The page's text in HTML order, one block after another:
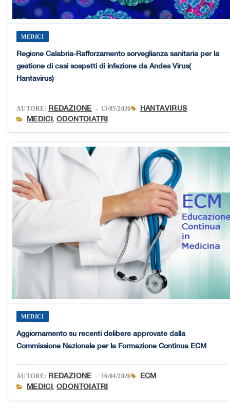
MEDICI
Regione Calabria-Rafforzamento sorveglianza sanitaria per la
gestione di casi sospetti di infezione da Andes Virus(
Hantavirus)
AUTORE: REDAZIONE - 15/05/2026
HANTAVIRUS
MEDICI,ODONTOIATRI
MEDICI
Aggiornamento su recenti delibere approvate dalla
Commissione Nazionale per la Formazione Continua ECM
AUTORE: REDAZIONE - 16/04/2026
ECM
MEDICI,ODONTOIATRI